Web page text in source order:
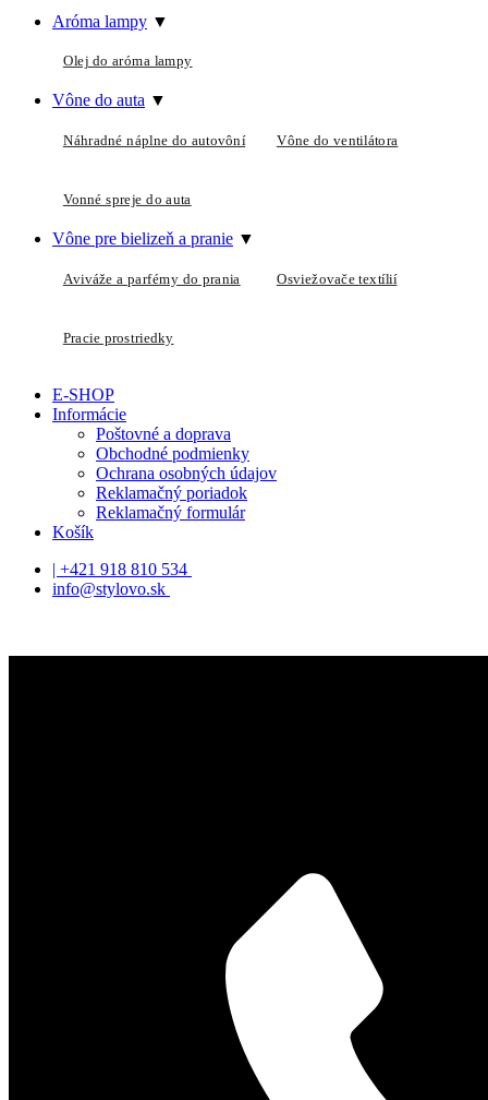
Aróma lampy ▼
Olej do aróma lampy
Vône do auta ▼
Náhradné náplne do autovôní Vône do ventilátora
Vonné spreje do auta
Vône pre bielizeň a pranie ▼
Aviváže a parfémy do prania Osviežovače textílií
Pracie prostriedky
E-SHOP
Informácie
Poštovné a doprava
Obchodné podmienky
Ochrana osobných údajov
Reklamačný poriadok
Reklamačný formulár
Košík
| +421 918 810 534
info@stylovo.sk